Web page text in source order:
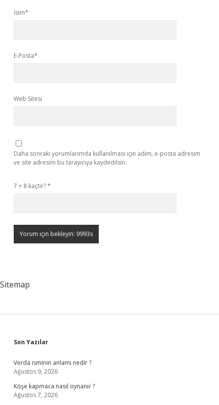
İsim*
E-Posta*
Web Sitesi
Daha sonraki yorumlarımda kullanılması için adım, e-posta adresim
ve site adresim bu tarayıcıya kaydedilsin.
7 + 8 kaçtır?*
Sitemap
Sidebar
Son Yazılar
Verda isminin anlamı nedir ?
Ağustos 9, 2026
Köşe kapmaca nasıl oynanır ?
Ağustos 7, 2026